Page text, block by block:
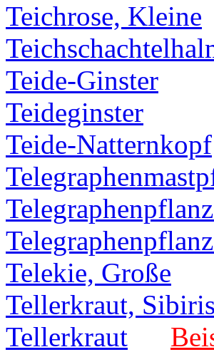
Teichrose, Kleine
Teide-Ginster
Teideginster
Teide-Natternkopf
Telekie, Große
Tellerkraut,
Tellerkraut